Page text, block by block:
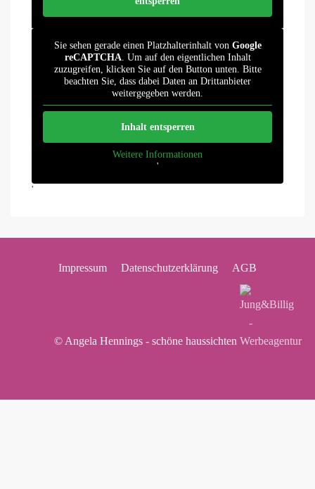
Sie sehen gerade einen Platzhalterinhalt von Google
reCAPTCHA. Um auf den eigentlichen Inhalt
zuzugreifen, klicken Sie auf den Button unten. Bitte
beachten Sie, dass dabei Daten an Drittanbieter
weitergegeben werden.
Inhalt entsperren
Weitere Informationen
'
'
Impressum Datenschutzerklärung AGB
© Angela Hennings - schöne haussichten